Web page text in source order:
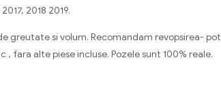
2018 2019.
greutate si volum. Recomandam revopsirea- pot
fara alte piese incluse. Pozele sunt 100% reale.